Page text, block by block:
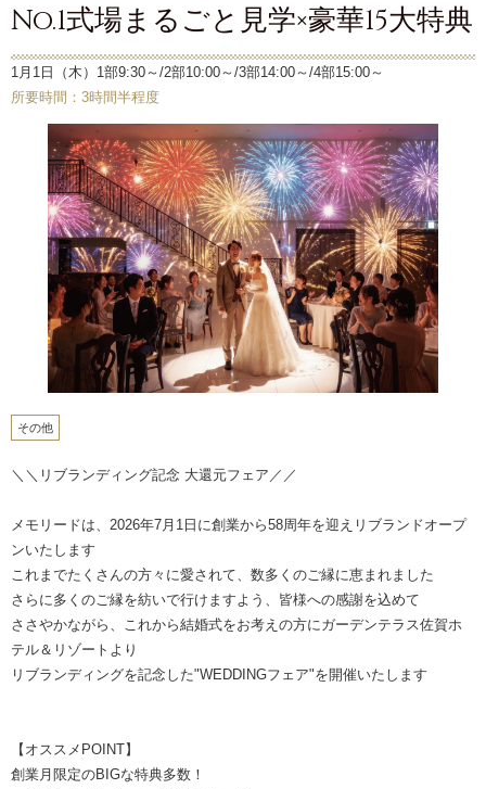
No.1式場まるごと見学×豪華15大特典
1月1日（木）1部9:30～/2部10:00～/3部14:00～/4部15:00～
所要時間：3時間半程度
その他
＼＼リブランディング記念 大還元フェア／／
メモリードは、2026年7月1日に創業から58周年を迎えリブランドオープ
ンいたします
これまでたくさんの方々に愛されて、数多くのご縁に恵まれました
さらに多くのご縁を紡いで行けますよう、皆様への感謝を込めて
ささやかながら、これから結婚式をお考えの方にガーデンテラス佐賀ホ
テル＆リゾートより
リブランディングを記念した"WEDDINGフェア"を開催いたします
【オススメPOINT】
創業月限定のBIGな特典多数！